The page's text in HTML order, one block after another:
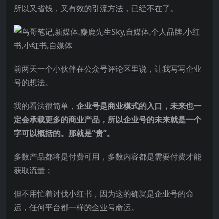
所以又省钱，又有效的引流方法，已经不在了。
前两天一个小伙伴在公众号评论区里说，让我写写企业
号的想法。
我的看法很简单， 企业号是商业模式的入口，未来也一
定会承载更多的商业产品，所以企业号的未来就是一个
字可以概括的。那就是“贵”。
多数产品都将是付费可用，多数内容都是需要付费才能
获取流量；
但不用忙着讨伐小红书，因为这的确就是企业号的命
运，任何平台都一样的企业号命运。